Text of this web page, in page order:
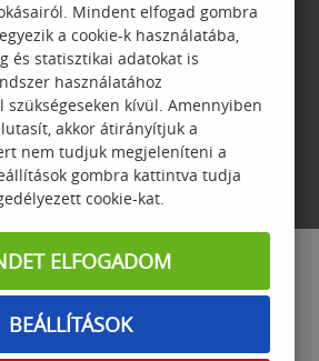
JELENTKEZÉSI
FELTÉTELEK
Mindent elfogad gombra
a cookie-k használatába,
és statisztikai adatokat is
használatához
kívül. Amennyiben
akkor átirányítjuk a
nem tudjuk megjeleníteni a
gombra kattintva tudja
cookie-kat.
ELFOGADOM
BEÁLLÍTÁSOK